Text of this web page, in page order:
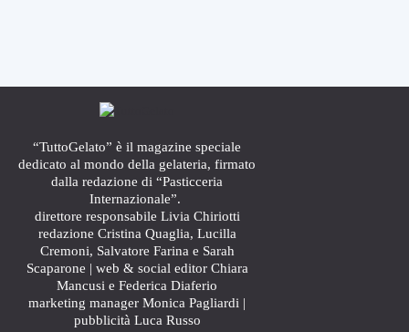
n
e
r
l
o
s
p
i
t
a
t
a
m
i
a
n
e
s
e
3
“TuttoGelato” è il magazine speciale
dedicato al mondo della gelateria, firmato
dalla redazione di “Pasticceria
Internazionale”.
direttore responsabile Livia Chiriotti
redazione Cristina Quaglia, Lucilla
Cremoni, Salvatore Farina e Sarah
Scaparone | web & social editor Chiara
Mancusi e Federica Diaferio
marketing manager Monica Pagliardi |
pubblicità Luca Russo